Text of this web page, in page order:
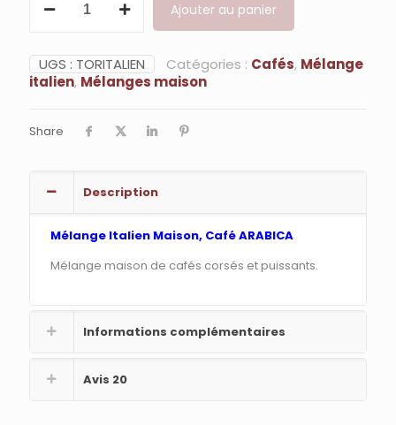
Mélange
Italien
Ajouter au panier
UGS : TORITALIEN Catégories : Cafés, Mélange
italien, Mélanges maison
Share
Description
Mélange Italien Maison, Café ARABICA
Mélange maison de cafés corsés et puissants.
Informations complémentaires
Avis 20